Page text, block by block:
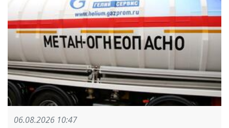
06.08.2026 10:47